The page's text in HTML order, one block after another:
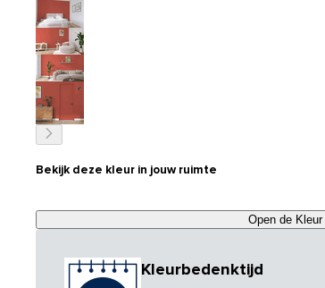
Bekijk deze kleur in jouw ruimte
Open de
Kleurbedenktijd